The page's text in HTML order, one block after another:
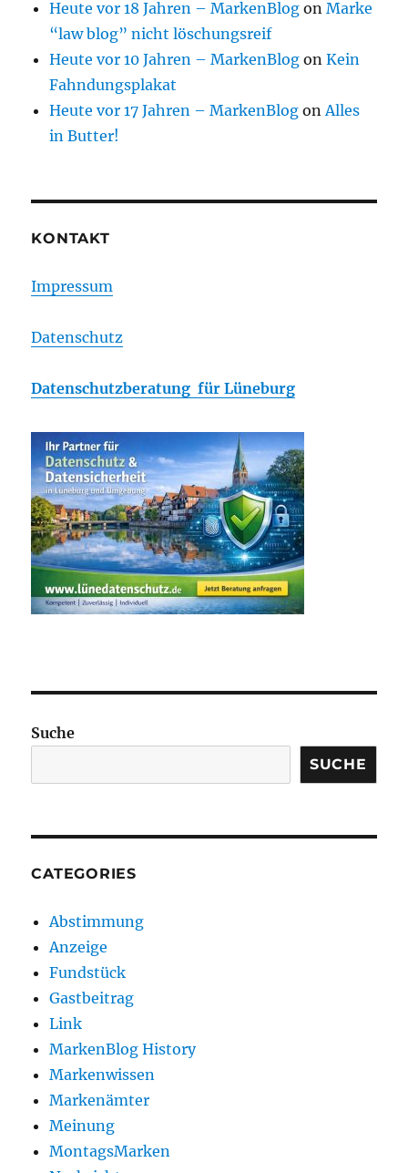
Heute vor 18 Jahren – MarkenBlog onMarke
“law blog” nicht löschungsreif
Heute vor 10 Jahren – MarkenBlog onKein
Fahndungsplakat
Heute vor 17 Jahren – MarkenBlog onAlles
in Butter!
KONTAKT
Impressum
Datenschutz
Datenschutzberatung für Lüneburg
Suche
SUCHE
CATEGORIES
Abstimmung
Anzeige
Fundstück
Gastbeitrag
Link
MarkenBlog History
Markenwissen
Markenämter
Meinung
MontagsMarken